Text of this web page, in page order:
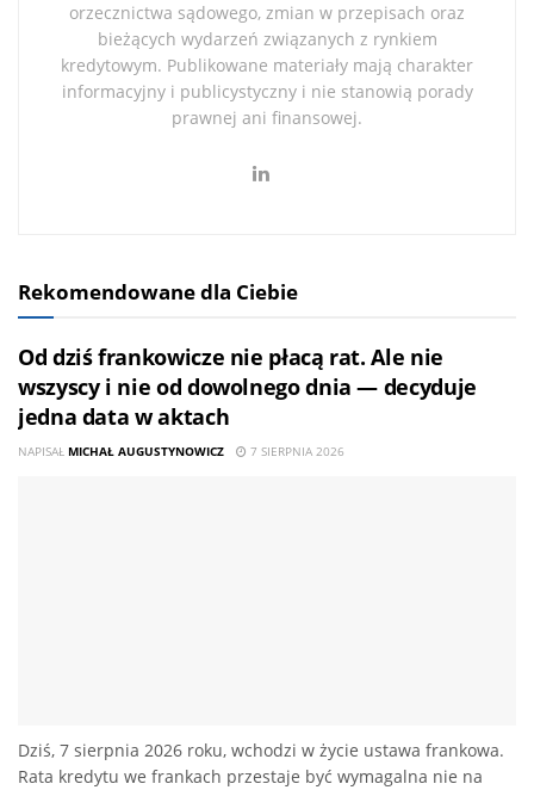
orzecznictwa sądowego, zmian w przepisach oraz
bieżących wydarzeń związanych z rynkiem
kredytowym. Publikowane materiały mają charakter
informacyjny i publicystyczny i nie stanowią porady
prawnej ani finansowej.
Rekomendowane dla Ciebie
Od dziś frankowicze nie płacą rat. Ale nie
wszyscy i nie od dowolnego dnia — decyduje
jedna data w aktach
NAPISAŁ MICHAŁ AUGUSTYNOWICZ 7 SIERPNIA 2026
Dziś, 7 sierpnia 2026 roku, wchodzi w życie ustawa frankowa.
Rata kredytu we frankach przestaje być wymagalna nie na